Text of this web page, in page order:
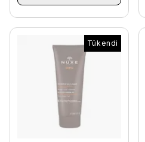
Tükendi